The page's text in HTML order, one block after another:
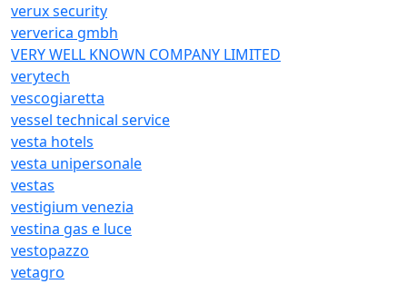
verux security
ververica gmbh
VERY WELL KNOWN COMPANY LIMITED
verytech
vescogiaretta
vessel technical service
vesta hotels
vesta unipersonale
vestas
vestigium venezia
vestina gas e luce
vestopazzo
vetagro